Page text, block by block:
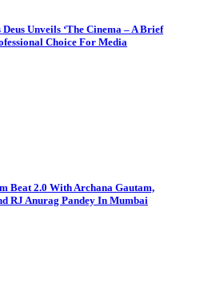
Unveils ‘The Cinema – A Brief
Choice For Media
Beat 2.0 With Archana Gautam,
RJ Anurag Pandey In Mumbai